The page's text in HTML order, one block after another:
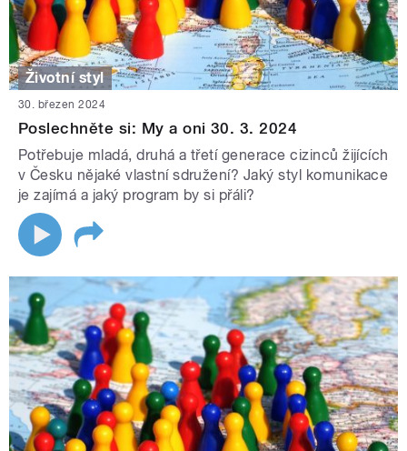
Životní styl
30. březen 2024
Poslechněte si: My a oni 30. 3. 2024
Potřebuje mladá, druhá a třetí generace cizinců žijících
v Česku nějaké vlastní sdružení? Jaký styl komunikace
je zajímá a jaký program by si přáli?